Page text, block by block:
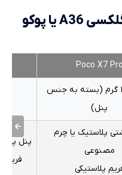
طراحی و کیفیت ساخت: گلکسی A36 یا پوکو
Poco X7 Pro
۱۹۵ یا ۱۹۸ گرم (بسته به جنس
پنل)
پلاستیک یا چرم
مصنوعی
پلاستیکی
پنل
فریم